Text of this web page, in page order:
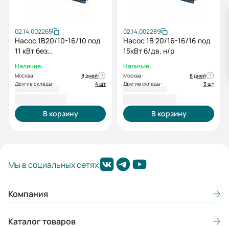
02.14.002265
Насос 1В20/10-16/10 под
11 кВт без
раме
Наличие:
Москва:
8 дней
Другие склады:
4 шт
В корзину
02.14.002289
Насос 1В 20/16-16/16 под
15кВт б/дв, н/р
Наличие:
Москва:
8 дней
Другие склады:
3 шт
В корзину
Мы в социальных сетях
Компания
Каталог товаров